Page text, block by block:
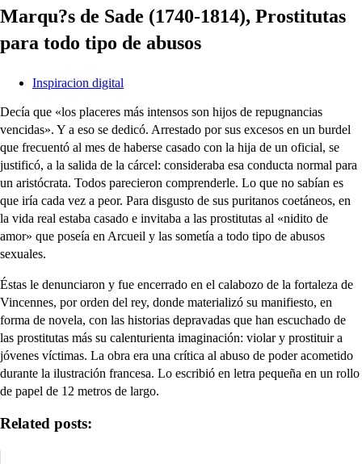
Marqu?s de Sade (1740-1814), Prostitutas
para todo tipo de abusos
Inspiracion digital
Decía que «los placeres más intensos son hijos de repugnancias
vencidas». Y a eso se dedicó. Arrestado por sus excesos en un burdel
que frecuentó al mes de haberse casado con la hija de un oficial, se
justificó, a la salida de la cárcel: consideraba esa conducta normal para
un aristócrata. Todos parecieron comprenderle. Lo que no sabían es
que iría cada vez a peor. Para disgusto de sus puritanos coetáneos, en
la vida real estaba casado e invitaba a las prostitutas al «nidito de
amor» que poseía en Arcueil y las sometía a todo tipo de abusos
sexuales.
Éstas le denunciaron y fue encerrado en el calabozo de la fortaleza de
Vincennes, por orden del rey, donde materializó su manifiesto, en
forma de novela, con las historias depravadas que han escuchado de
las prostitutas más su calenturienta imaginación: violar y prostituir a
jóvenes víctimas. La obra era una crítica al abuso de poder acometido
durante la ilustración francesa. Lo escribió en letra pequeña en un rollo
de papel de 12 metros de largo.
Related posts: